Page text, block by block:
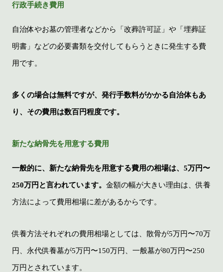
行政手続き費用
自治体やお墓の管理者などから「改葬許可証」や「埋葬証
明書」などの必要書類を交付してもらうときに発生する費
用です。
多くの場合は無料ですが、発行手数料がかかる自治体もあ
り、その費用は数百円程度です。
新たな納骨先を用意する費用
一般的に、新たな納骨先を用意する費用の相場は、5万円〜
250万円と言われています。 金額の幅が大きい理由は、供養
方法によって費用相場に差があるからです。
供養方法それぞれの費用相場としては、散骨が5万円〜70万
円、永代供養墓が5万円〜150万円、一般墓が80万円〜250
万円とされています。